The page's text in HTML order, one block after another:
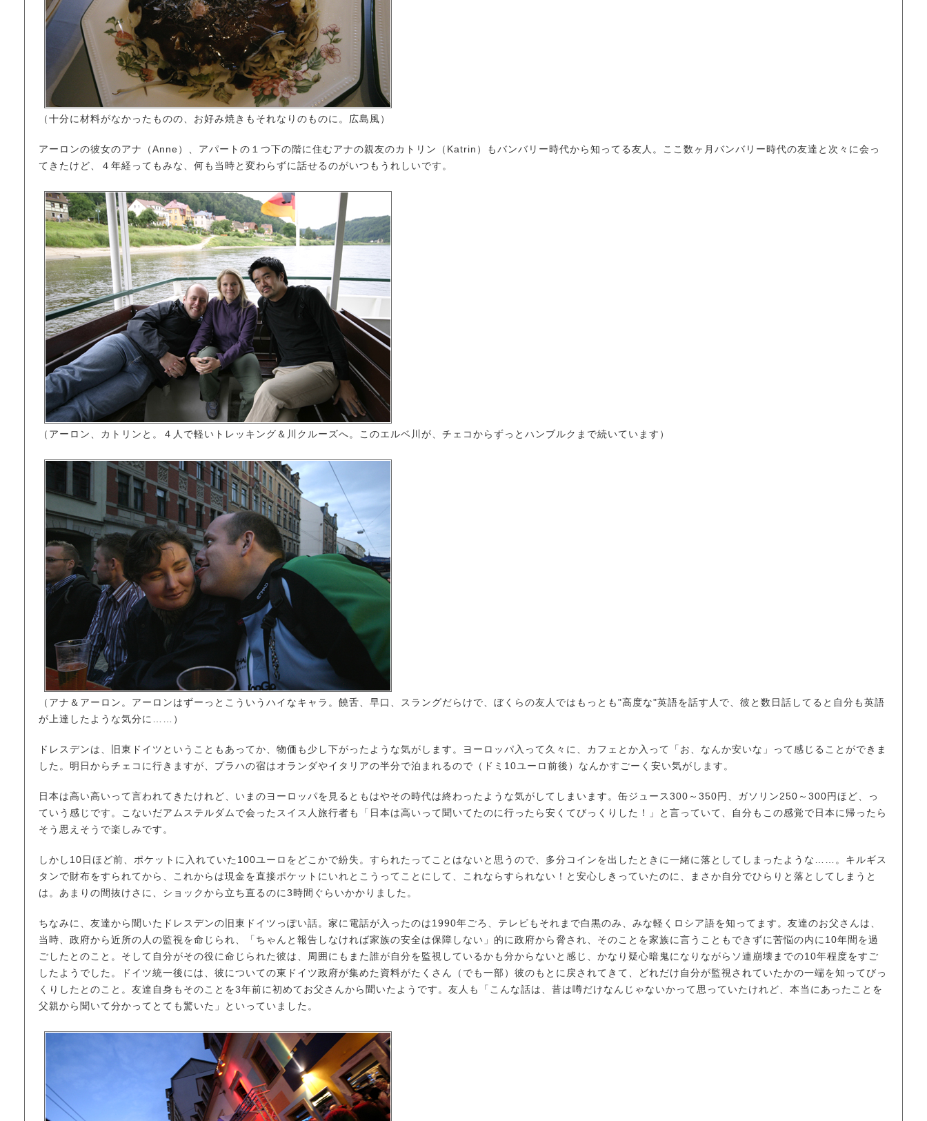
（十分に材料がなかったものの、お好み焼きもそれなりのものに。広島風）
アーロンの彼女のアナ（Anne）、アパートの１つ下の階に住むアナの親友のカトリン（Katrin）もバンバリー時代から知ってる友人。ここ数ヶ月バンバリー時代の友達と次々に会っ
てきたけど、４年経ってもみな、何も当時と変わらずに話せるのがいつもうれしいです。
（アーロン、カトリンと。４人で軽いトレッキング＆川クルーズへ。このエルベ川が、チェコからずっとハンブルクまで続いています）
（アナ＆アーロン。アーロンはずーっとこういうハイなキャラ。饒舌、早口、スラングだらけで、ぼくらの友人ではもっとも"高度な"英語を話す人で、彼と数日話してると自分も英語
が上達したような気分に……）
ドレスデンは、旧東ドイツということもあってか、物価も少し下がったような気がします。ヨーロッパ入って久々に、カフェとか入って「お、なんか安いな」って感じることができま
した。明日からチェコに行きますが、プラハの宿はオランダやイタリアの半分で泊まれるので（ドミ10ユーロ前後）なんかすごーく安い気がします。
日本は高い高いって言われてきたけれど、いまのヨーロッパを見るともはやその時代は終わったような気がしてしまいます。缶ジュース300～350円、ガソリン250～300円ほど、っ
ていう感じです。こないだアムステルダムで会ったスイス人旅行者も「日本は高いって聞いてたのに行ったら安くてびっくりした！」と言っていて、自分もこの感覚で日本に帰ったら
そう思えそうで楽しみです。
しかし10日ほど前、ポケットに入れていた100ユーロをどこかで紛失。すられたってことはないと思うので、多分コインを出したときに一緒に落としてしまったような……。キルギス
タンで財布をすられてから、これからは現金を直接ポケットにいれとこうってことにして、これならすられない！と安心しきっていたのに、まさか自分でひらりと落としてしまうと
は。あまりの間抜けさに、ショックから立ち直るのに3時間ぐらいかかりました。
ちなみに、友達から聞いたドレスデンの旧東ドイツっぽい話。家に電話が入ったのは1990年ごろ、テレビもそれまで白黒のみ、みな軽くロシア語を知ってます。友達のお父さんは、
当時、政府から近所の人の監視を命じられ、「ちゃんと報告しなければ家族の安全は保障しない」的に政府から脅され、そのことを家族に言うこともできずに苦悩の内に10年間を過
ごしたとのこと。そして自分がその役に命じられた彼は、周囲にもまた誰が自分を監視しているかも分からないと感じ、かなり疑心暗鬼になりながらソ連崩壊までの10年程度をすご
したようでした。ドイツ統一後には、彼についての東ドイツ政府が集めた資料がたくさん（でも一部）彼のもとに戻されてきて、どれだけ自分が監視されていたかの一端を知ってびっ
くりしたとのこと。友達自身もそのことを3年前に初めてお父さんから聞いたようです。友人も「こんな話は、昔は噂だけなんじゃないかって思っていたけれど、本当にあったことを
父親から聞いて分かってとても驚いた」といっていました。